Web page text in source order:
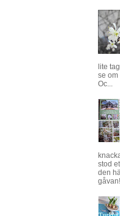
lite
se om
Oc...
stod
den